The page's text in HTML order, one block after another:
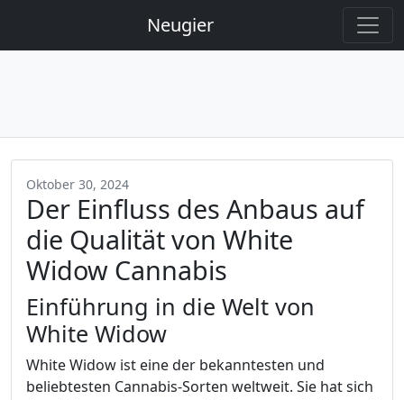
Neugier
Oktober 30, 2024
Der Einfluss des Anbaus auf
die Qualität von White
Widow Cannabis
Einführung in die Welt von
White Widow
White Widow ist eine der bekanntesten und
beliebtesten Cannabis-Sorten weltweit. Sie hat sich